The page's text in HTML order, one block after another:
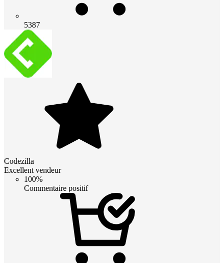
5387
Codezilla
Excellent vendeur
100%
Commentaire positif